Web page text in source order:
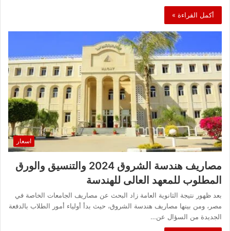
أكمل القراءة »
اسعار
مصاريف هندسة الشروق 2024 والتنسيق والورق
المطلوب للمعهد العالى للهندسة
بعد ظهور نتيجة الثانوية العامة زاد البحث عن مصاريف الجامعات الخاصة في
مصر، ومن بينها مصاريف هندسة الشروق، حيث بدأ أولياء أمور الطلاب بالدفعة
الجديدة من السؤال عن…